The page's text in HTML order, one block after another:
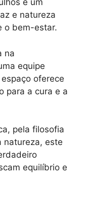
é um
e natureza
o bem-estar.
na
equipe
oferece
para a cura e a
pela filosofia
natureza, este
equilíbrio e